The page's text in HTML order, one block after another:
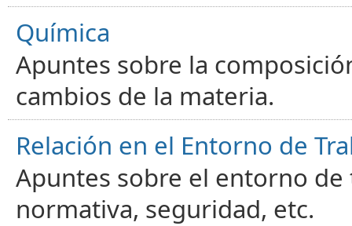
Química
Apuntes sobre la
cambios de la materia.
Relación en el Entorno de
Apuntes sobre el entorno
normativa, seguridad, etc.